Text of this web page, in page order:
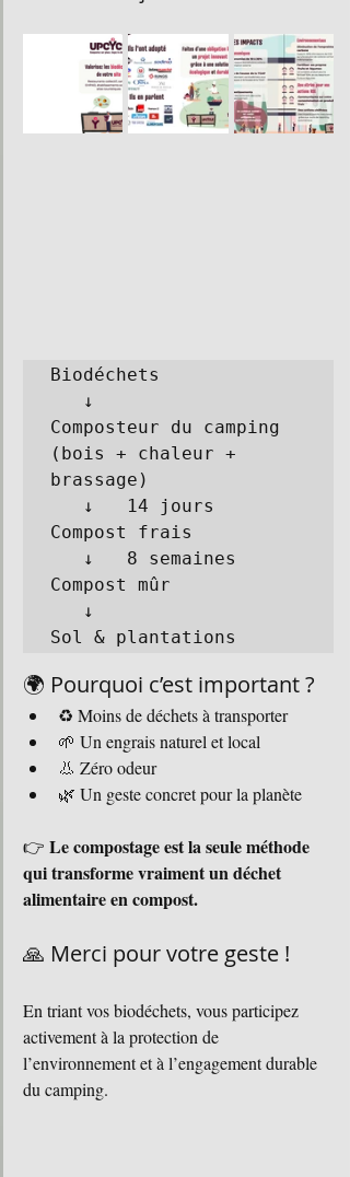
Biodéchets
Composteur du camping
(bois + chaleur +
brassage)
Compost frais
Compost mûr
🌍 Pourquoi c’est important ?
♻️ Moins de déchets à transporter
🌱 Un engrais naturel et local
👃 Zéro odeur
🌿 Un geste concret pour la planète
👉 Le compostage est la seule méthode
qui transforme vraiment un déchet
alimentaire en compost.
🙏 Merci pour votre geste !
En triant vos biodéchets, vous participez
activement à la protection de
l’environnement et à l’engagement durable
du camping.